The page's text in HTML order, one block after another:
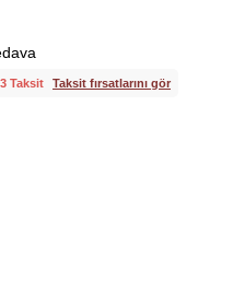
Taksit Taksit fırsatlarını gör